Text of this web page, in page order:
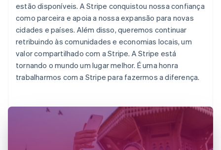
estão disponíveis. A Stripe conquistou nossa confiança
como parceira e apoia a nossa expansão para novas
cidades e países. Além disso, queremos continuar
retribuindo às comunidades e economias locais, um
valor compartilhado com a Stripe. A Stripe está
tornando o mundo um lugar melhor. É uma honra
trabalharmos com a Stripe para fazermos a diferença.